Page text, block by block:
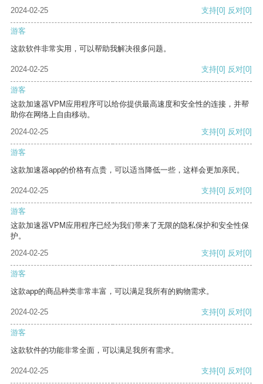
2024-02-25 支持[0] 反对[0]
游客
这款软件非常实用，可以帮助我解决很多问题。
2024-02-25 支持[0] 反对[0]
游客
这款加速器VPM应用程序可以给你提供最高速度和安全性的连接，并帮
助你在网络上自由移动。
2024-02-25
支持[0] 反对[0]
游客
这款加速器app的价格有点贵，可以适当降低一些，这样会更加亲民。
2024-02-25 支持[0] 反对[0]
游客
这款加速器VPM应用程序已经为我们带来了无限的隐私保护和安全性保
护。
2024-02-25
支持[0] 反对[0]
游客
这款app的商品种类非常丰富，可以满足我所有的购物需求。
2024-02-25 支持[0] 反对[0]
游客
这款软件的功能非常全面，可以满足我所有需求。
2024-02-25 支持[0] 反对[0]